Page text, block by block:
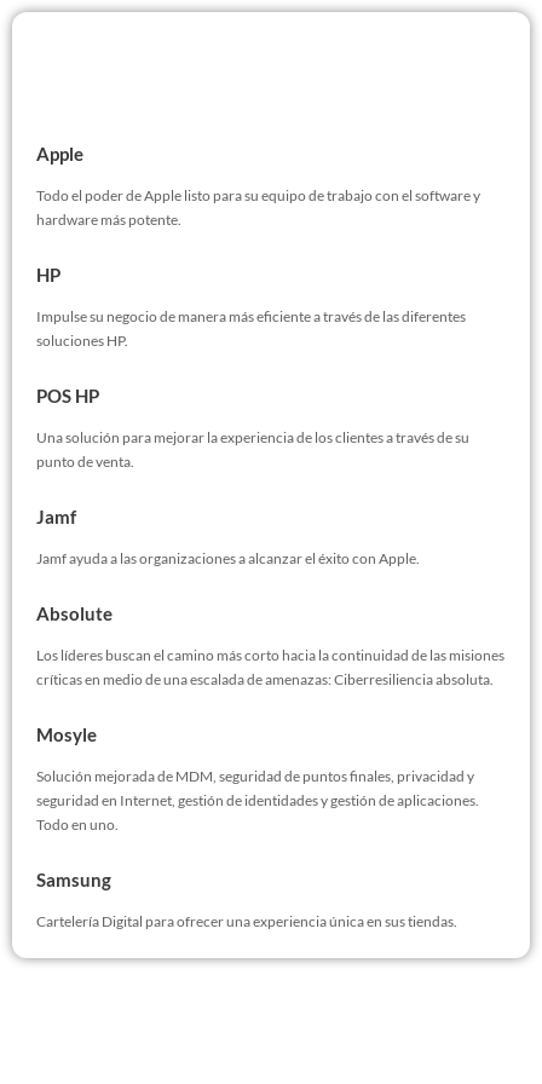
Apple
Todo el poder de Apple listo para su equipo de trabajo con el software y
hardware más potente.
HP
Impulse su negocio de manera más eficiente a través de las diferentes
soluciones HP.
POS HP
Una solución para mejorar la experiencia de los clientes a través de su
punto de venta.
Jamf
Jamf ayuda a las organizaciones a alcanzar el éxito con Apple.
Absolute
Los líderes buscan el camino más corto hacia la continuidad de las misiones
críticas en medio de una escalada de amenazas: Ciberresiliencia absoluta.
Mosyle
Solución mejorada de MDM, seguridad de puntos finales, privacidad y
seguridad en Internet, gestión de identidades y gestión de aplicaciones.
Todo en uno.
Samsung
Cartelería Digital para ofrecer una experiencia única en sus tiendas.